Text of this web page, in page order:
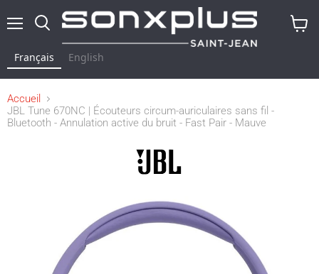
Français English
Accueil
JBL Tune 670NC | Écouteurs circum-auriculaires sans fil -
Bluetooth - Annulation active du bruit - Fast Pair - Mauve